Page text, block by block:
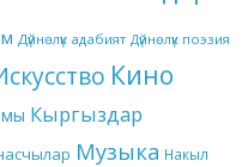
Дүйнөлүк адабият Дүйнөлүк поэзия
Кино
Кыргыздар
Музыка Накыл